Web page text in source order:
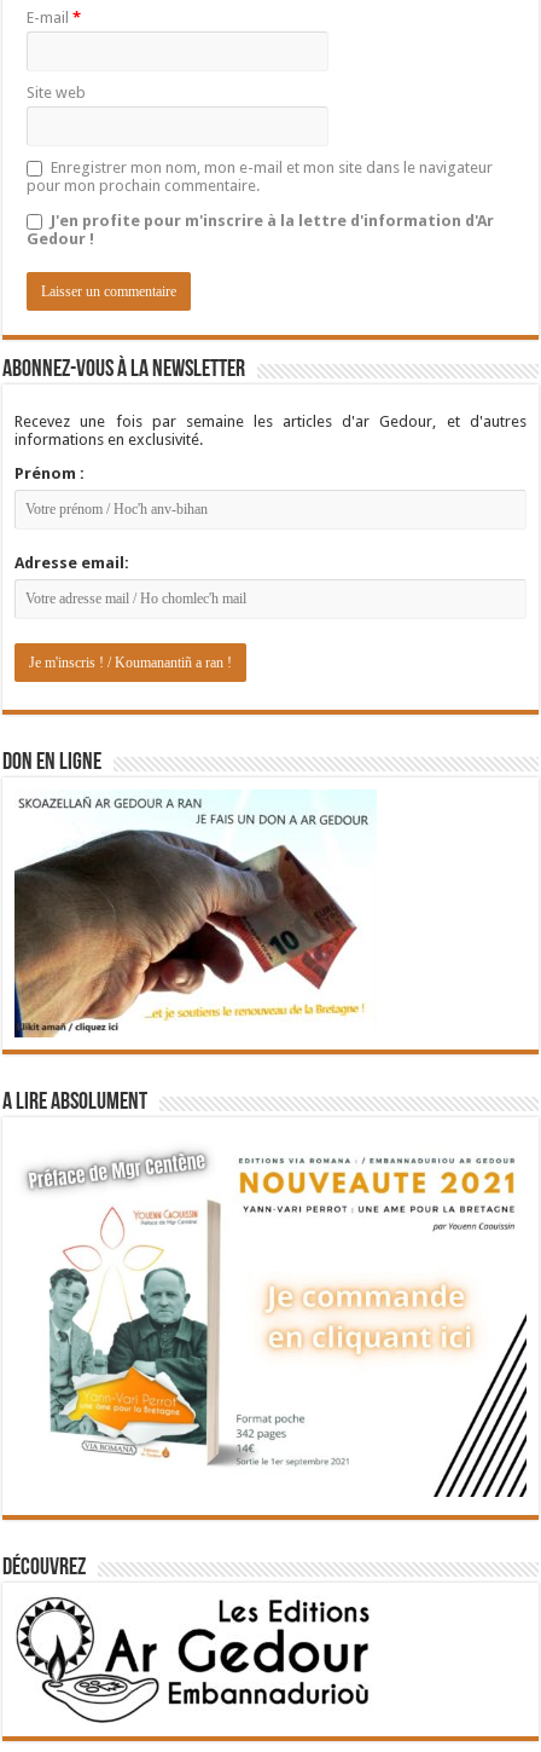
E-mail*
Site web
Enregistrer mon nom, mon e-mail et mon site dans le navigateur
pour mon prochain commentaire.
J'en profite pour m'inscrire à la lettre d'information d'Ar
Gedour !
Abonnez-vous à la newsletter
Recevez une fois par semaine les articles d'ar Gedour, et d'autres
informations en exclusivité.
Prénom :
Adresse email:
DON EN LIGNE
A lire absolument
Découvrez